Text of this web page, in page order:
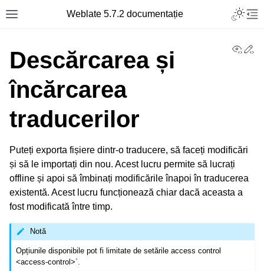
Toggle site navigation sidebar
Weblate 5.7.2 documentație Toggle
Descărcarea și
încărcarea
traducerilor
Puteți exporta fișiere dintr-o traducere, să faceți modificări
și să le importați din nou. Acest lucru permite să lucrați
offline și apoi să îmbinați modificările înapoi în traducerea
existentă. Acest lucru funcționează chiar dacă aceasta a
fost modificată între timp.
Notă
Opțiunile disponibile pot fi limitate de setărileaccess control
<access-control>`